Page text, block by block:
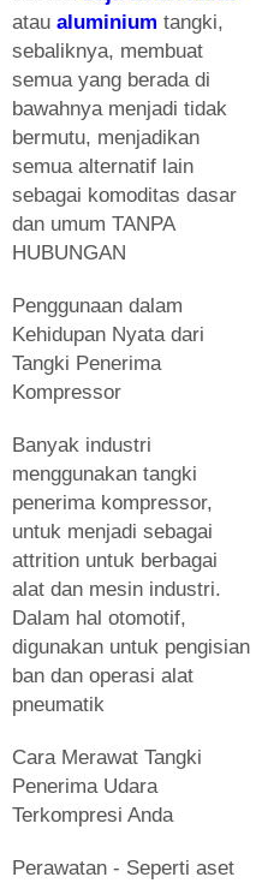
atau aluminium tangki,
sebaliknya, membuat
semua yang berada di
bawahnya menjadi tidak
bermutu, menjadikan
semua alternatif lain
sebagai komoditas dasar
dan umum TANPA
HUBUNGAN
Penggunaan dalam
Kehidupan Nyata dari
Tangki Penerima
Kompressor
Banyak industri
menggunakan tangki
penerima kompressor,
untuk menjadi sebagai
attrition untuk berbagai
alat dan mesin industri.
Dalam hal otomotif,
digunakan untuk pengisian
ban dan operasi alat
pneumatik
Cara Merawat Tangki
Penerima Udara
Terkompresi Anda
Perawatan - Seperti aset